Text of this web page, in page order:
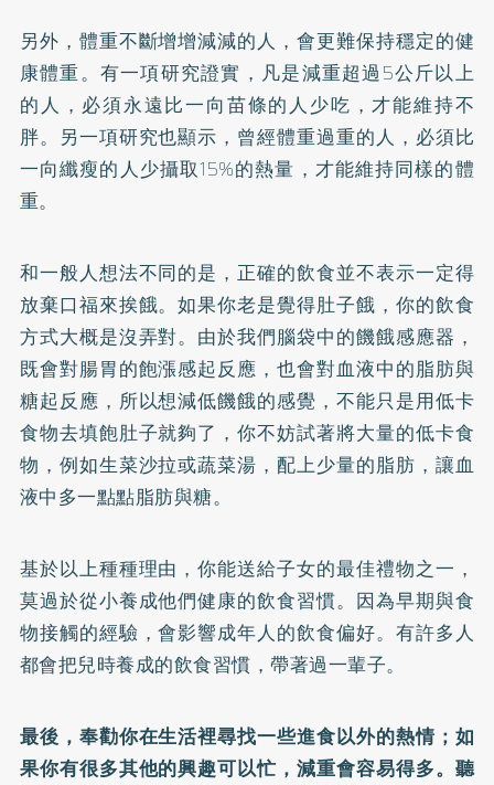
另外，體重不斷增增減減的人，會更難保持穩定的健
康體重。有一項研究證實，凡是減重超過5公斤以上
的人，必須永遠比一向苗條的人少吃，才能維持不
胖。另一項研究也顯示，曾經體重過重的人，必須比
一向纖瘦的人少攝取15%的熱量，才能維持同樣的體
重。
和一般人想法不同的是，正確的飲食並不表示一定得
放棄口福來挨餓。如果你老是覺得肚子餓，你的飲食
方式大概是沒弄對。由於我們腦袋中的饑餓感應器，
既會對腸胃的飽漲感起反應，也會對血液中的脂肪與
糖起反應，所以想減低饑餓的感覺，不能只是用低卡
食物去填飽肚子就夠了，你不妨試著將大量的低卡食
物，例如生菜沙拉或蔬菜湯，配上少量的脂肪，讓血
液中多一點點脂肪與糖。
基於以上種種理由，你能送給子女的最佳禮物之一，
莫過於從小養成他們健康的飲食習慣。因為早期與食
物接觸的經驗，會影響成年人的飲食偏好。有許多人
都會把兒時養成的飲食習慣，帶著過一輩子。
最後，奉勸你在生活裡尋找一些進食以外的熱情；如
果你有很多其他的興趣可以忙，減重會容易得多。聽